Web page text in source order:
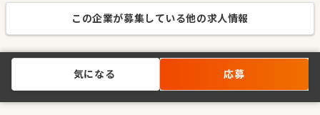
この企業が募集している他の求人情報
気になる 応募